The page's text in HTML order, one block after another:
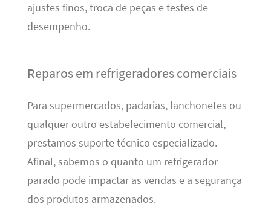
ajustes finos, troca de peças e testes de
desempenho.
Reparos em refrigeradores comerciais
Para supermercados, padarias, lanchonetes ou
qualquer outro estabelecimento comercial,
prestamos suporte técnico especializado.
Afinal, sabemos o quanto um refrigerador
parado pode impactar as vendas e a segurança
dos produtos armazenados.